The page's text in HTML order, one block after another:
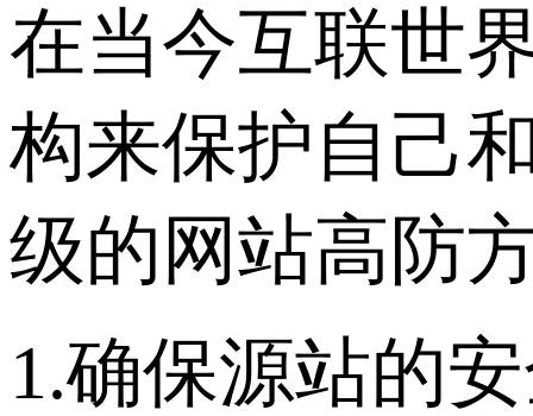
在当今互联世
构来保护自己
级的网站高防
1.确保源站的